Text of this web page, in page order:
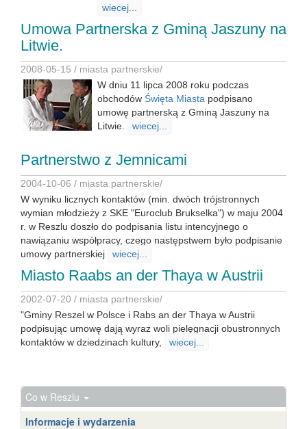
wiecej...
Umowa Partnerska z Gminą Jaszuny na
Litwie.
2008-05-15 / miasta partnerskie/
W dniu 11 lipca 2008 roku podczas
obchodów Święta Miasta podpisano
umowę partnerską z Gminą Jaszuny na
Litwie.
wiecej...
Partnerstwo z Jemnicami
2004-10-06 / miasta partnerskie/
W wyniku licznych kontaktów (min. dwóch trójstronnych
wymian młodzieży z SKE "Euroclub Brukselka") w maju 2004
r. w Reszlu doszło do podpisania listu intencyjnego o
nawiązaniu współpracy, czego następstwem było podpisanie
umowy partnerskiej
wiecej...
Miasto Raabs an der Thaya w Austrii
2002-07-20 / miasta partnerskie/
"Gminy Reszel w Polsce i Rabs an der Thaya w Austrii
podpisując umowę dają wyraz woli pielęgnacji obustronnych
kontaktów w dziedzinach kultury,
wiecej...
Co w Reszlu
Informacje i wydarzenia